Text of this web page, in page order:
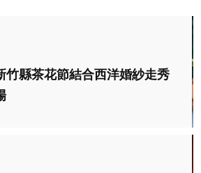
竹縣茶花節結合西洋婚紗走秀